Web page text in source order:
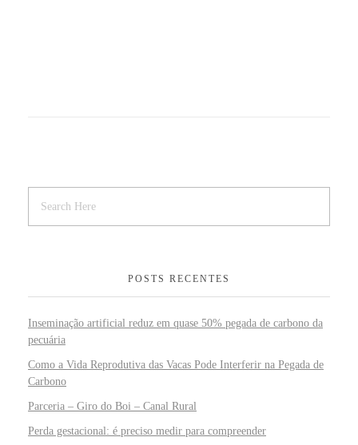
POSTS RECENTES
Inseminação artificial reduz em quase 50% pegada de carbono da
pecuária
Como a Vida Reprodutiva das Vacas Pode Interferir na Pegada de
Carbono
Parceria – Giro do Boi – Canal Rural
Perda gestacional: é preciso medir para compreender